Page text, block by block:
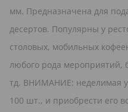
мм. Предназначена для
десертов. Популярны у
столовых, мобильных
любого рода мероприятий,
тд. ВНИМАНИЕ: неделимая
100 шт., и приобрести его